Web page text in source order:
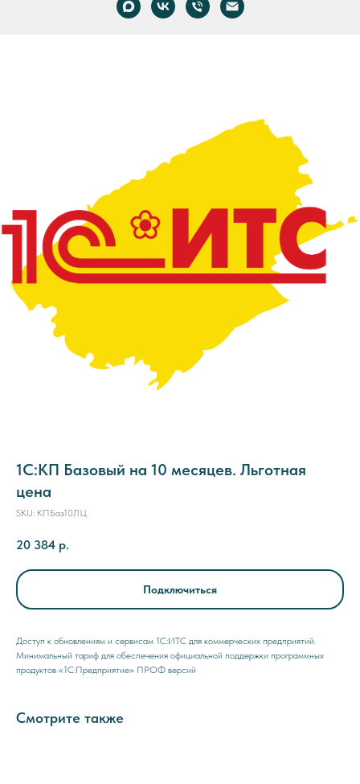
1С:КП Базовый на 10 месяцев. Льготная
цена
SKU: КПБаз10ЛЦ
20 384 р.
Подключиться
Доступ к обновлениям и сервисам 1С:ИТС для коммерческих предприятий.
Минимальный тариф для обеспечения официальной поддержки программных
продуктов «1С:Предприятие» ПРОФ версий
Смотрите также